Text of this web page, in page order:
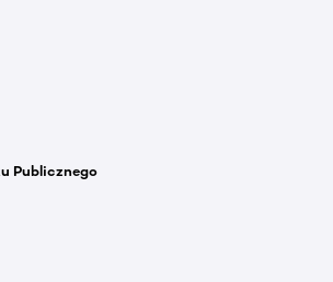
Publicznego